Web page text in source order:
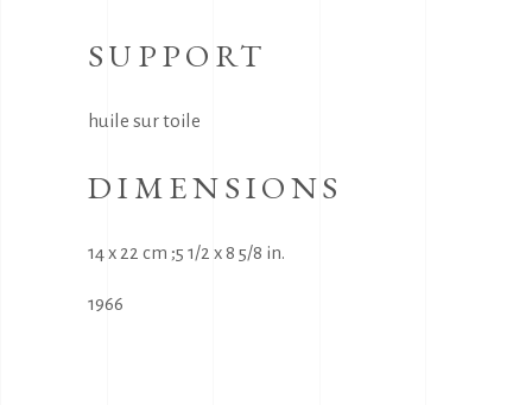
SUPPORT
huile sur toile
DIMENSIONS
14 x 22 cm ;5 1/2 x 8 5/8 in.
1966